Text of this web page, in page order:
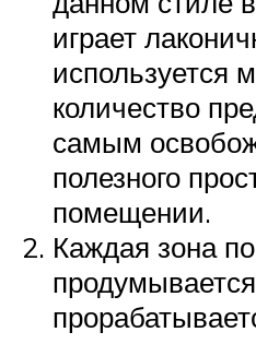
играет
используется
количество
самым
полезного
помещении.
Каждая зона